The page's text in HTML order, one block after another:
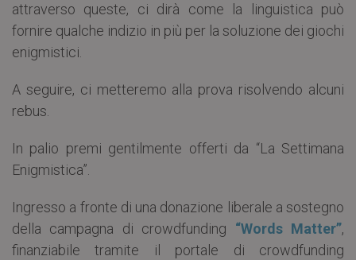
attraverso queste, ci dirà come la linguistica può
fornire qualche indizio in più per la soluzione dei giochi
enigmistici.
A seguire, ci metteremo alla prova risolvendo alcuni
rebus.
In palio premi gentilmente offerti da “La Settimana
Enigmistica”.
Ingresso a fronte di una donazione liberale a sostegno
della campagna di crowdfunding “Words Matter”,
finanziabile tramite il portale di crowdfunding